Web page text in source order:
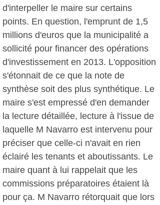
d'interpeller le maire sur certains
points. En question, l'emprunt de 1,5
millions d'euros que la municipalité a
sollicité pour financer des opérations
d'investissement en 2013. L'opposition
s'étonnait de ce que la note de
synthèse soit des plus synthétique. Le
maire s'est empressé d'en demander
la lecture détaillée, lecture à l'issue de
laquelle M Navarro est intervenu pour
préciser que celle-ci n'avait en rien
éclairé les tenants et aboutissants. Le
maire quant à lui rappelait que les
commissions préparatoires étaient là
pour ça. M Navarro rétorquait que lors